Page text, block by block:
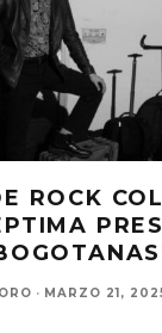
ROCK
· MARZO 21,